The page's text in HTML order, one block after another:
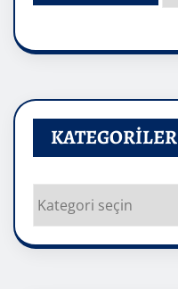
KATEGORILER
Kategoriler